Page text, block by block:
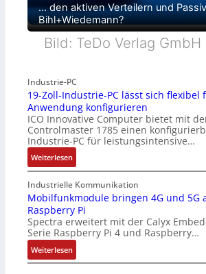
… den aktiven Verteilern und
Bihl+Wiedemann?
Bild: TeDo Verlag GmbH
Industrie-PC
19-Zoll-Industrie-PC lässt sich flexibel
Anwendung konfigurieren
ICO Innovative Computer bietet mit
Controlmaster 1785 einen
Industrie-PC für leistungsintensive…
Weiterlesen:
1
9
-
Z
o
l
l
-
Industrielle Kommunikation
Mobilfunkmodule bringen 4G und 5G
Raspberry Pi
Spectra erweitert mit der Calyx
Serie Raspberry Pi 4 und Raspberry…
Weiterlesen:
M